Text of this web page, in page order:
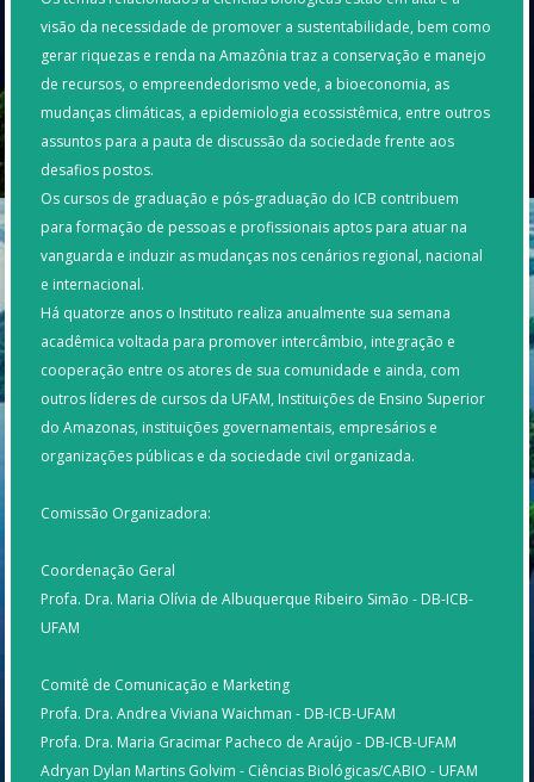
visão da necessidade de promover a sustentabilidade, bem como
gerar riquezas e renda na Amazônia traz a conservação e manejo
de recursos, o empreendedorismo vede, a bioeconomia, as
mudanças climáticas, a epidemiologia ecossistêmica, entre outros
assuntos para a pauta de discussão da sociedade frente aos
desafios postos.
Os cursos de graduação e pós-graduação do ICB contribuem
para formação de pessoas e profissionais aptos para atuar na
vanguarda e induzir as mudanças nos cenários regional, nacional
e internacional.
Há quatorze anos o Instituto realiza anualmente sua semana
acadêmica voltada para promover intercâmbio, integração e
cooperação entre os atores de sua comunidade e ainda, com
outros líderes de cursos da UFAM, Instituições de Ensino Superior
do Amazonas, instituições governamentais, empresários e
organizações públicas e da sociedade civil organizada.
Comissão Organizadora:
Coordenação Geral
Profa. Dra. Maria Olívia de Albuquerque Ribeiro Simão - DB-ICB-
UFAM
Comitê de Comunicação e Marketing
Profa. Dra. Andrea Viviana Waichman - DB-ICB-UFAM
Profa. Dra. Maria Gracimar Pacheco de Araújo - DB-ICB-UFAM
Adryan Dylan Martins Golvim - Ciências Biológicas/CABIO - UFAM